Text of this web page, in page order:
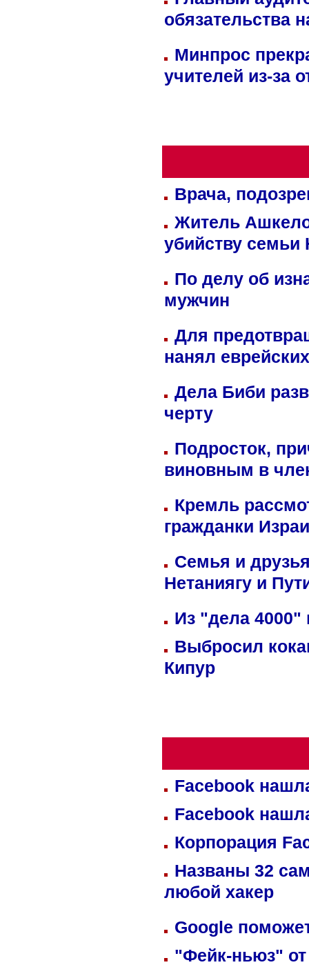
обязательства
Минпрос
учителей из-за
Врача,
Житель
убийству семьи
По делу об
мужчин
Для
нанял
Дела Биби
черту
Подросток,
виновным в
Кремль
гражданки
Семья и
Нетаниягу и
Из "дела 4000"
Выбросил
Кипур
Facebook
Facebook
Корпорация
Названы 32
любой хакер
Google
"Фейк-ньюз" от